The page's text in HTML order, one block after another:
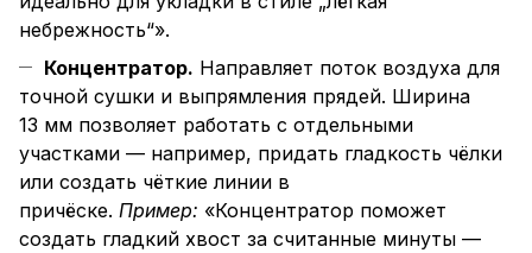
небрежность“».
Концентратор. Направляет поток воздуха для
точной сушки и выпрямления прядей. Ширина
13 мм позволяет работать с отдельными
участками — например, придать гладкость чёлки
или создать чёткие линии в
причёске. Пример: «Концентратор поможет
создать гладкий хвост за считанные минуты —